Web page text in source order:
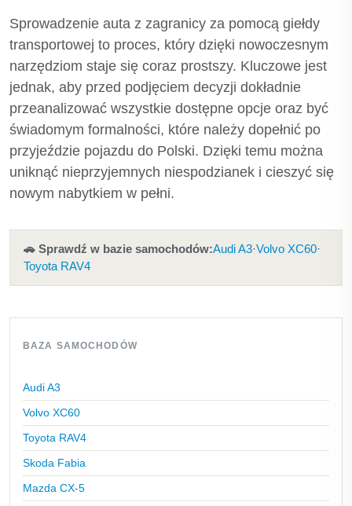
Sprowadzenie auta z zagranicy za pomocą giełdy
transportowej to proces, który dzięki nowoczesnym
narzędziom staje się coraz prostszy. Kluczowe jest
jednak, aby przed podjęciem decyzji dokładnie
przeanalizować wszystkie dostępne opcje oraz być
świadomym formalności, które należy dopełnić po
przyjeździe pojazdu do Polski. Dzięki temu można
uniknąć nieprzyjemnych niespodzianek i cieszyć się
nowym nabytkiem w pełni.
🚗 Sprawdź w bazie samochodów:Audi A3·Volvo XC60·
Toyota RAV4
BAZA SAMOCHODÓW
Audi A3
Volvo XC60
Toyota RAV4
Skoda Fabia
Mazda CX-5